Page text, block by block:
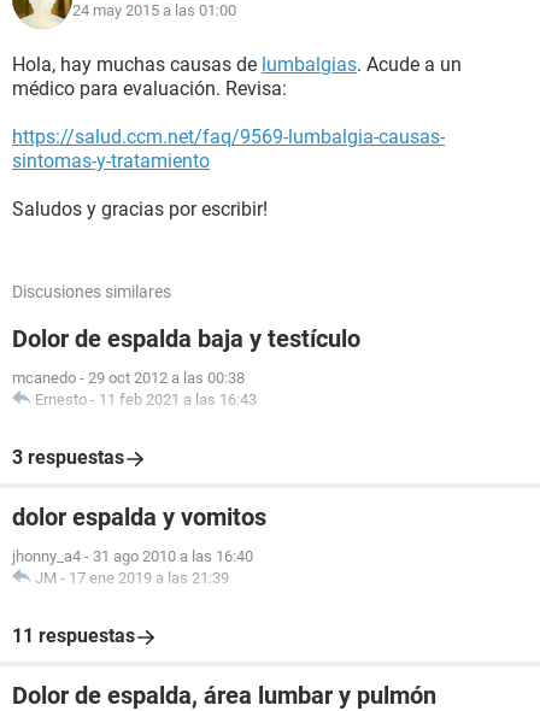
24 may 2015 a las 01:00
Hola, hay muchas causas de lumbalgias. Acude a un
médico para evaluación. Revisa:
https://salud.ccm.net/faq/9569-lumbalgia-causas-
sintomas-y-tratamiento
Saludos y gracias por escribir!
Discusiones similares
Dolor de espalda baja y testículo
mcanedo - 29 oct 2012 a las 00:38
Ernesto - 11 feb 2021 a las 16:43
3 respuestas
dolor espalda y vomitos
jhonny_a4 - 31 ago 2010 a las 16:40
JM - 17 ene 2019 a las 21:39
11 respuestas
Dolor de espalda, área lumbar y pulmón